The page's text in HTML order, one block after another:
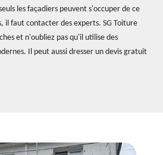
les façadiers peuvent s'occuper de ce
il faut contacter des experts. SG Toiture
et n'oubliez pas qu'il utilise des
Il peut aussi dresser un devis gratuit